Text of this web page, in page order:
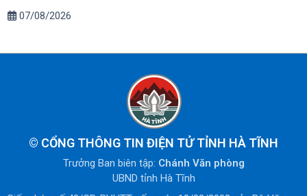
07/08/2026
© CỔNG THÔNG TIN ĐIỆN TỬ TỈNH HÀ TĨNH
Trưởng Ban biên tập: Chánh Văn phòng
UBND tỉnh Hà Tĩnh